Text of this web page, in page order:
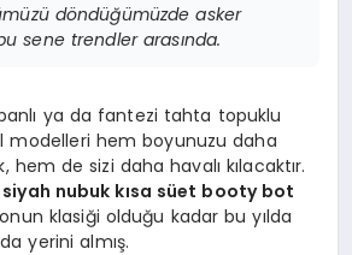
döndüğümüzde asker
sene trendler arasında.
ya da fantezi tahta topuklu
modelleri hem boyunuzu daha
hem de sizi daha havalı kılacaktır.
nubuk kısa süet booty bot
klasiği olduğu kadar bu yılda
yerini almış.